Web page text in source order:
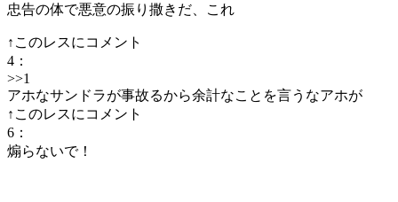
忠告の体で悪意の振り撒きだ、これ
↑このレスにコメント
4 ：
>>1
アホなサンドラが事故るから余計なことを言うなアホが
↑このレスにコメント
6 ：
煽らないで！